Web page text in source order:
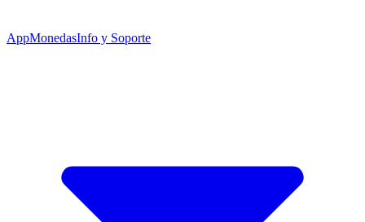
AppMonedasInfo y Soporte